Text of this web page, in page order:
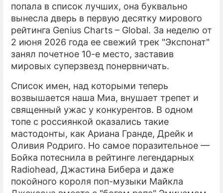
попала в список лучших, она буквально
вынесла дверь в первую десятку мирового
рейтинга Genius Charts – Global. За неделю от
2 июня 2026 года ее свежий трек "Экспонат"
занял почетное 10-е место, заставив
мировых суперзвезд понервничать.
Список имен, над которыми теперь
возвышается наша Миа, внушает трепет и
священный ужас у конкурентов. В одном
топе с россиянкой оказались такие
мастодонты, как Ариана Гранде, Дрейк и
Оливия Родриго. Но самое поразительное —
Бойка потеснила в рейтинге легендарных
Radiohead, Джастина Бибера и даже
покойного короля поп-музыки Майкла